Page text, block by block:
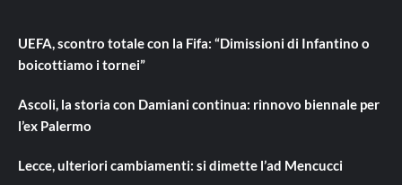
UEFA, scontro totale con la Fifa: “Dimissioni di Infantino o
boicottiamo i tornei”
Ascoli, la storia con Damiani continua: rinnovo biennale per
l’ex Palermo
Lecce, ulteriori cambiamenti: si dimette l’ad Mencucci